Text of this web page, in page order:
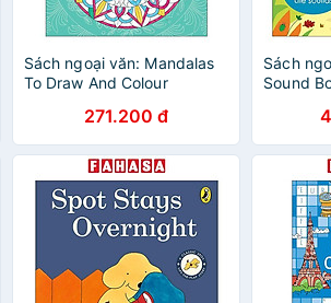
Sách ngoại văn: Mandalas
To Draw And Colour
271.200 đ
Sách
Sound